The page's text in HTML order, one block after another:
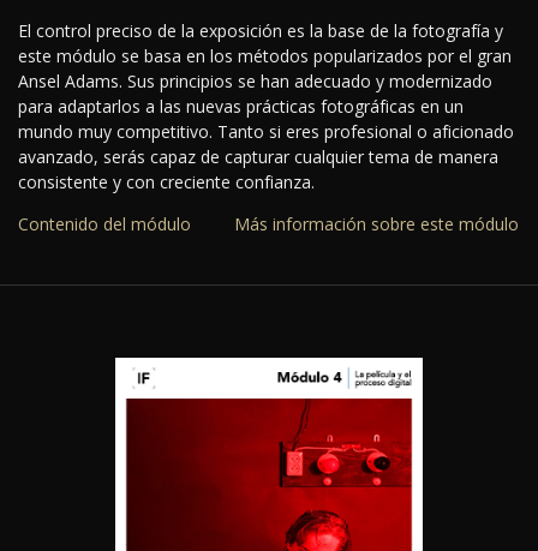
El control preciso de la exposición es la base de la fotografía y
este módulo se basa en los métodos popularizados por el gran
Ansel Adams. Sus principios se han adecuado y modernizado
para adaptarlos a las nuevas prácticas fotográficas en un
mundo muy competitivo. Tanto si eres profesional o aficionado
avanzado, serás capaz de capturar cualquier tema de manera
consistente y con creciente confianza.
Contenido del módulo
Más información sobre este módulo